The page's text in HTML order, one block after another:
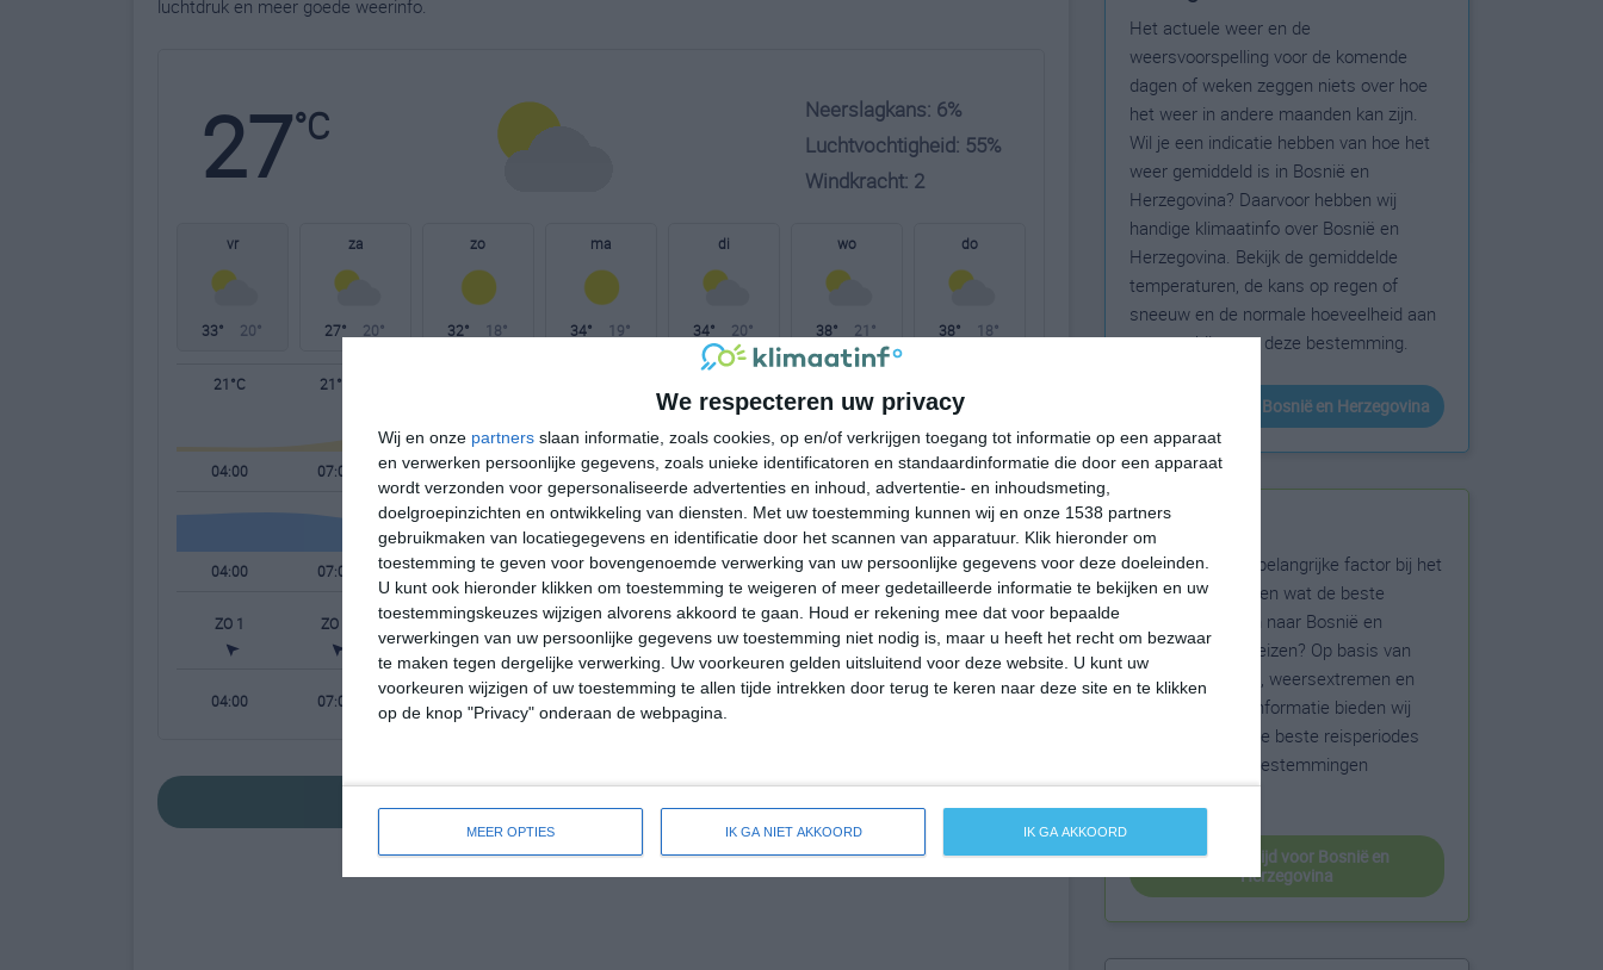
We respecteren uw privacy
Wij en onze partners slaan informatie, zoals cookies, op en/of verkrijgen toegang tot informatie op een apparaat
en verwerken persoonlijke gegevens, zoals unieke identificatoren en standaardinformatie die door een apparaat
wordt verzonden voor gepersonaliseerde advertenties en inhoud, advertentie- en inhoudsmeting,
doelgroepinzichten en ontwikkeling van diensten.
Met uw toestemming kunnen wij en onze 1538 partners
gebruikmaken van locatiegegevens en identificatie door het scannen van apparatuur. Klik hieronder om
toestemming te geven voor bovengenoemde verwerking van uw persoonlijke gegevens voor deze doeleinden.
U kunt ook hieronder klikken om toestemming te weigeren of meer gedetailleerde informatie te bekijken en uw
toestemmingskeuzes wijzigen alvorens akkoord te gaan.
Houd er rekening mee dat voor bepaalde
verwerkingen van uw persoonlijke gegevens uw toestemming niet nodig is, maar u heeft het recht om bezwaar
te maken tegen dergelijke verwerking. Uw voorkeuren gelden uitsluitend voor deze website. U kunt uw
voorkeuren wijzigen of uw toestemming te allen tijde intrekken door terug te keren naar deze site en te klikken
op de knop "Privacy" onderaan de webpagina.
MEER OPTIES IK GA NIET AKKOORD IK GA AKKOORD
luchtdruk en meer goede weerinfo.
27°C
Neerslagkans: 6%
Luchtvochtigheid: 55%
Windkracht: 2
vr
33° 20°
za
27° 20°
zo
32° 18°
ma
34° 19°
di
34° 20°
wo
38° 21°
do
38° 18°
21°C 21°C
04:00 07:00 10:00 13:00 16:00 19:00 22:00 01:00
04:00 07:00 10:00 13:00 16:00 19:00 22:00 01:00
ZO 1 ZO 1 W 2 NW 3 NW 3 NNW 2 ZZO 1 OZO 0
04:00 07:00 16:00 19:00
Het actuele weer en de
weersvoorspelling voor de komende
dagen of weken zeggen niets over hoe
het weer in andere maanden kan zijn.
Wil je een indicatie hebben van hoe het
weer gemiddeld is in Bosnië en
Herzegovina? Daarvoor hebben wij
handige klimaatinfo over Bosnië en
Herzegovina. Bekijk de gemiddelde
temperaturen, de kans op regen of
sneeuw en de normale hoeveelheid aan
zonneschijn voor deze bestemming.
klimaatinfo van Bosnië en Herzegovina
Beste reistijd
Het weer is een belangrijke factor bij het
reizen. Wil je weten wat de beste
maanden zijn om naar Bosnië en
Herzegovina te reizen? Op basis van
klimaatgegevens, weersextremen en
specifieke weerinformatie bieden wij
informatie over de beste reisperiodes
voor duizenden bestemmingen
wereldwijd.
beste reistijd voor Bosnië en
Herzegovina